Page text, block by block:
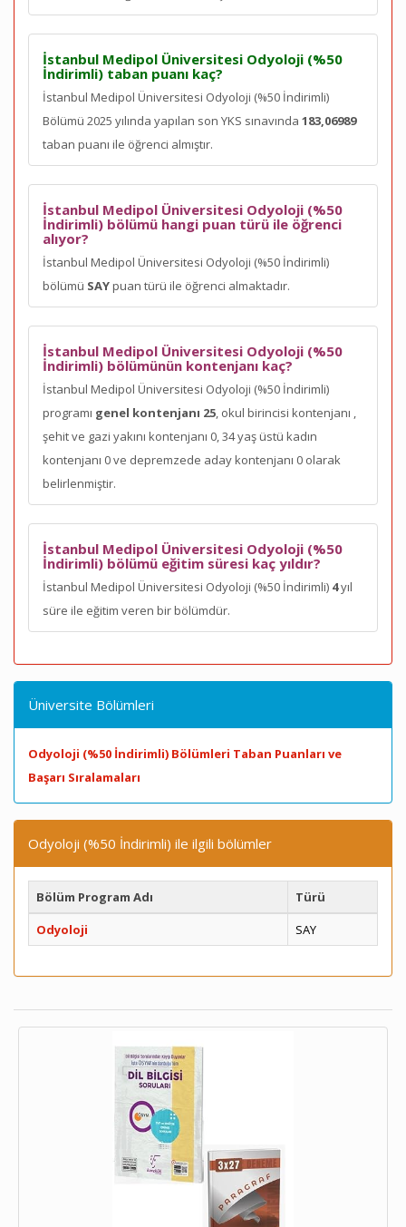
İstanbul Medipol Üniversitesi Odyoloji (%50
İndirimli) taban puanı kaç?
İstanbul Medipol Üniversitesi Odyoloji (%50 İndirimli)
Bölümü 2025 yılında yapılan son YKS sınavında 183,06989
taban puanı ile öğrenci almıştır.
İstanbul Medipol Üniversitesi Odyoloji (%50
İndirimli) bölümü hangi puan türü ile öğrenci
alıyor?
İstanbul Medipol Üniversitesi Odyoloji (%50 İndirimli)
bölümü SAYpuan türü ile öğrenci almaktadır.
İstanbul Medipol Üniversitesi Odyoloji (%50
İndirimli) bölümünün kontenjanı kaç?
İstanbul Medipol Üniversitesi Odyoloji (%50 İndirimli)
programı genel kontenjanı 25, okul birincisi kontenjanı ,
şehit ve gazi yakını kontenjanı 0, 34 yaş üstü kadın
kontenjanı 0 ve depremzede aday kontenjanı 0 olarak
belirlenmiştir.
İstanbul Medipol Üniversitesi Odyoloji (%50
İndirimli) bölümü eğitim süresi kaç yıldır?
İstanbul Medipol Üniversitesi Odyoloji (%50 İndirimli) 4yıl
süre ile eğitim veren bir bölümdür.
Üniversite Bölümleri
Odyoloji (%50 İndirimli) Bölümleri Taban Puanları ve
Başarı Sıralamaları
Odyoloji (%50 İndirimli) ile ilgili bölümler
Bölüm Program Adı
Türü
Odyoloji
SAY